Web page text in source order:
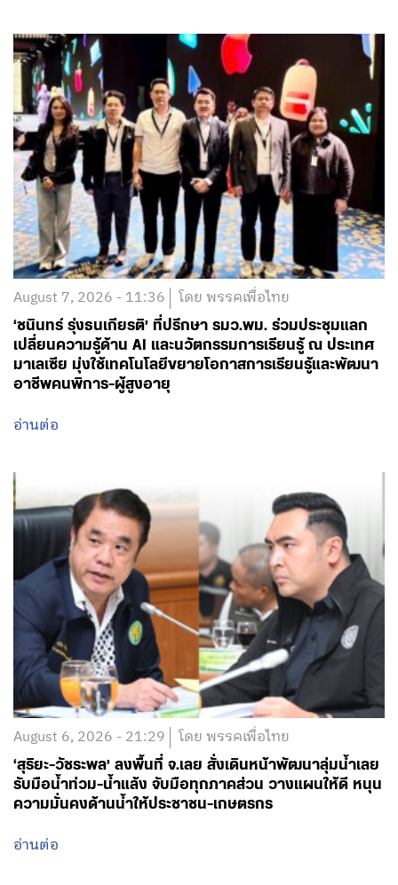
August 7, 2026 - 11:36 โดย พรรคเพื่อไทย
‘ชนินทร์ รุ่งธนเกียรติ’ ที่ปรึกษา รมว.พม. ร่วมประชุมแลก
เปลี่ยนความรู้ด้าน AI และนวัตกรรมการเรียนรู้ ณ ประเทศ
มาเลเซีย มุ่งใช้เทคโนโลยีขยายโอกาสการเรียนรู้และพัฒนา
อาชีพคนพิการ-ผู้สูงอายุ
อ่านต่อ
August 6, 2026 - 21:29 โดย พรรคเพื่อไทย
‘สุริยะ-วัชระพล’ ลงพื้นที่ จ.เลย สั่งเดินหน้าพัฒนาลุ่มน้ำเลย
รับมือน้ำท่วม-น้ำแล้ง จับมือทุกภาคส่วน วางแผนให้ดี หนุน
ความมั่นคงด้านน้ำให้ประชาชน-เกษตรกร
อ่านต่อ